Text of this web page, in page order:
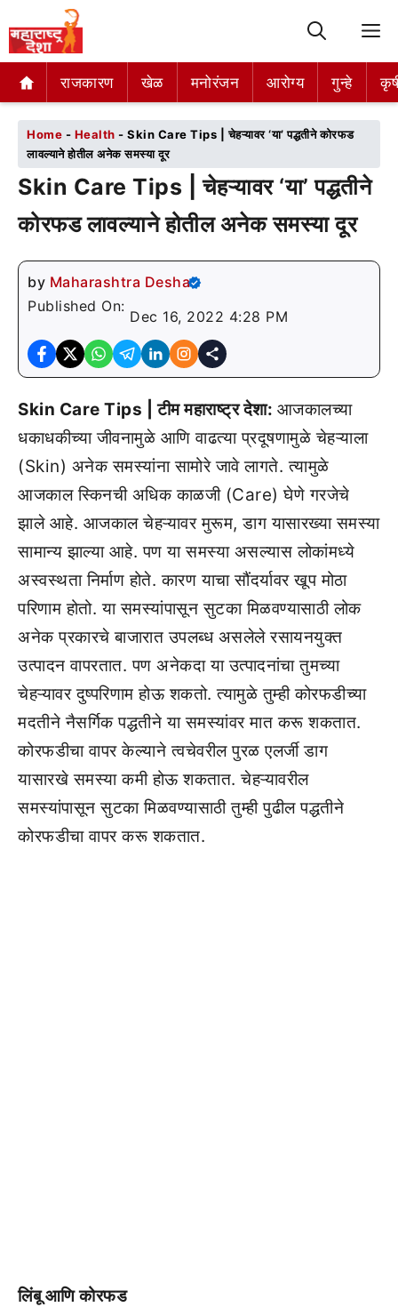
राजकारण खेळ मनोरंजन आरोग्य गुन्हे
राजकारण खेळ मनोरंजन आरोग्य गुन्हे
Home - Health - Skin Care Tips | चेहऱ्यावर ‘या’ पद्धतीने कोरफड
लावल्याने होतील अनेक समस्या दूर
Skin Care Tips | चेहऱ्यावर ‘या’ पद्धतीने
कोरफड लावल्याने होतील अनेक समस्या दूर
by Maharashtra Desha
Published On:
Dec 16, 2022 4:28 PM
Skin Care Tips | टीम महाराष्ट्र देशा: आजकालच्या
धकाधकीच्या जीवनामुळे आणि वाढत्या प्रदूषणामुळे चेहऱ्याला
(Skin) अनेक समस्यांना सामोरे जावे लागते. त्यामुळे
आजकाल स्किनची अधिक काळजी (Care) घेणे गरजेचे
झाले आहे. आजकाल चेहऱ्यावर मुरूम, डाग यासारख्या समस्या
सामान्य झाल्या आहे. पण या समस्या असल्यास लोकांमध्ये
अस्वस्थता निर्माण होते. कारण याचा सौंदर्यावर खूप मोठा
परिणाम होतो. या समस्यांपासून सुटका मिळवण्यासाठी लोक
अनेक प्रकारचे बाजारात उपलब्ध असलेले रसायनयुक्त
उत्पादन वापरतात. पण अनेकदा या उत्पादनांचा तुमच्या
चेहऱ्यावर दुष्परिणाम होऊ शकतो. त्यामुळे तुम्ही कोरफडीच्या
मदतीने नैसर्गिक पद्धतीने या समस्यांवर मात करू शकतात.
कोरफडीचा वापर केल्याने त्वचेवरील पुरळ एलर्जी डाग
यासारखे समस्या कमी होऊ शकतात. चेहऱ्यावरील
समस्यांपासून सुटका मिळवण्यासाठी तुम्ही पुढील पद्धतीने
कोरफडीचा वापर करू शकतात.
लिंबू आणि कोरफड